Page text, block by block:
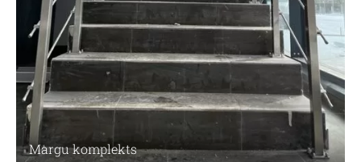
Margu komplekts